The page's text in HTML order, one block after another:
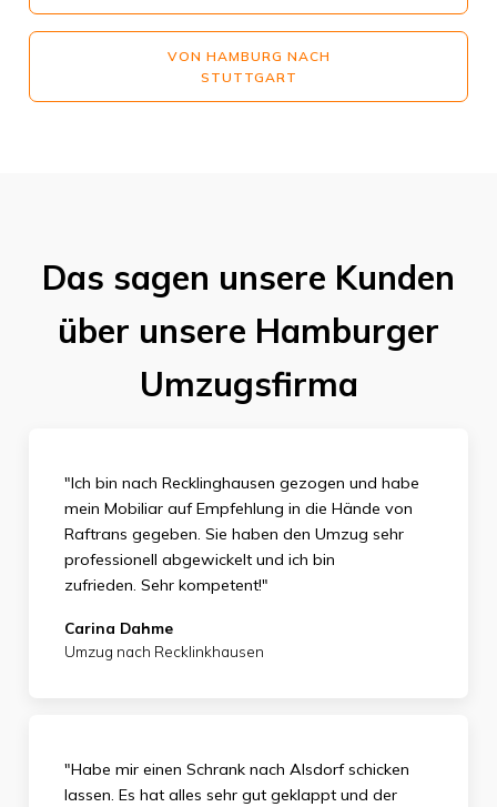
VON HAMBURG NACH
STUTTGART
Das sagen unsere Kunden
über unsere Hamburger
Umzugsfirma
"Ich bin nach Recklinghausen gezogen und habe
mein Mobiliar auf Empfehlung in die Hände von
Raftrans gegeben. Sie haben den Umzug sehr
professionell abgewickelt und ich bin
zufrieden. Sehr kompetent!"
Carina Dahme
Umzug nach Recklinkhausen
"Habe mir einen Schrank nach Alsdorf schicken
lassen. Es hat alles sehr gut geklappt und der